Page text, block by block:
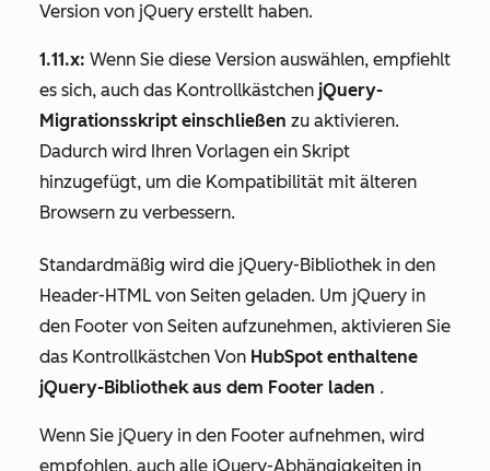
Version von jQuery erstellt haben.
1.11.x: Wenn Sie diese Version auswählen, empfiehlt
es sich, auch das Kontrollkästchen jQuery-
Migrationsskript einschließen zu aktivieren.
Dadurch wird Ihren Vorlagen ein Skript
hinzugefügt, um die Kompatibilität mit älteren
Browsern zu verbessern.
Standardmäßig wird die jQuery-Bibliothek in den
Header-HTML von Seiten geladen. Um jQuery in
den Footer von Seiten aufzunehmen, aktivieren Sie
das Kontrollkästchen Von HubSpot enthaltene
jQuery-Bibliothek aus dem Footer laden .
Wenn Sie jQuery in den Footer aufnehmen, wird
empfohlen, auch alle jQuery-Abhängigkeiten in